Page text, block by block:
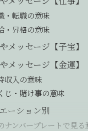
・転職の意味
・昇格の意味
メッセージ【子宝】
メッセージ【金運】
収入の意味
じ・賭け事の意味
ーション別
ナンバープレートで見る